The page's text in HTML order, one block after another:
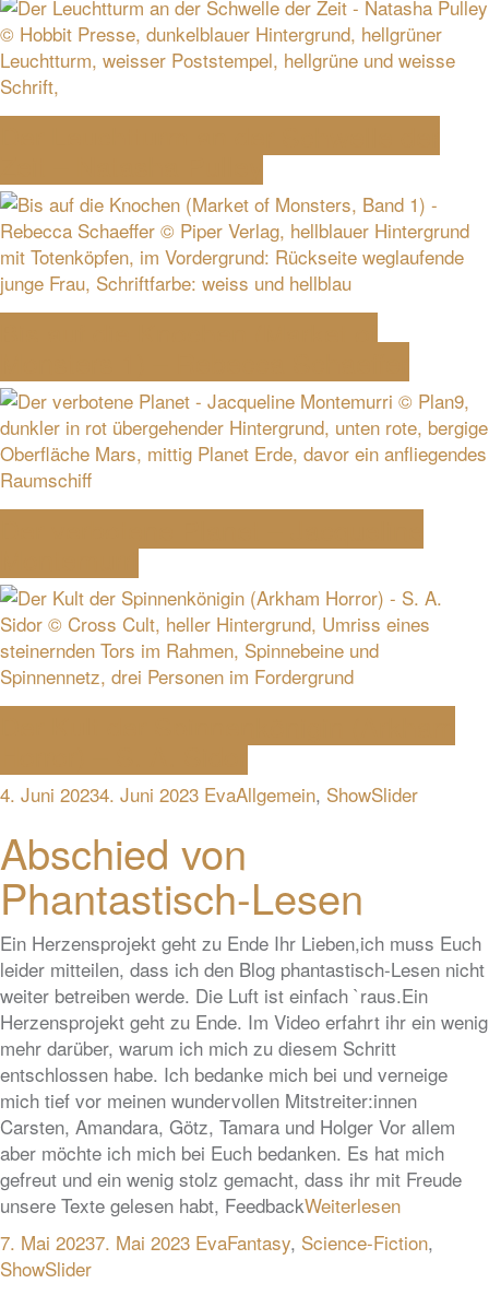
4. Juni 20234. Juni 2023 EvaAllgemein, ShowSlider
Abschied von
Phantastisch-Lesen
Ein Herzensprojekt geht zu Ende Ihr Lieben,ich muss Euch
leider mitteilen, dass ich den Blog phantastisch-Lesen nicht
weiter betreiben werde. Die Luft ist einfach `raus.Ein
Herzensprojekt geht zu Ende. Im Video erfahrt ihr ein wenig
mehr darüber, warum ich mich zu diesem Schritt
entschlossen habe. Ich bedanke mich bei und verneige
mich tief vor meinen wundervollen Mitstreiter:innen
Carsten, Amandara, Götz, Tamara und Holger Vor allem
aber möchte ich mich bei Euch bedanken. Es hat mich
gefreut und ein wenig stolz gemacht, dass ihr mit Freude
unsere Texte gelesen habt, FeedbackWeiterlesen
7. Mai 20237. Mai 2023 EvaFantasy, Science-Fiction,
ShowSlider